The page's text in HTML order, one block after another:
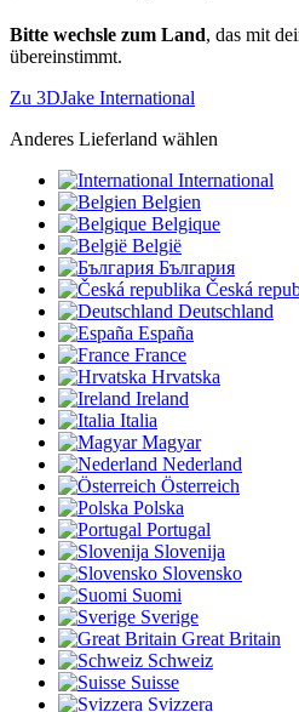
Bitte wechsle zum Land, das mit
übereinstimmt.
Zu 3DJake International
Anderes Lieferland wählen
International
Belgien
Belgique
België
България
Česká
Deutschland
España
France
Hrvatska
Ireland
Italia
Magyar
Nederland
Österreich
Polska
Portugal
Slovenija
Slovensko
Suomi
Sverige
Great Britain
Schweiz
Suisse
Svizzera